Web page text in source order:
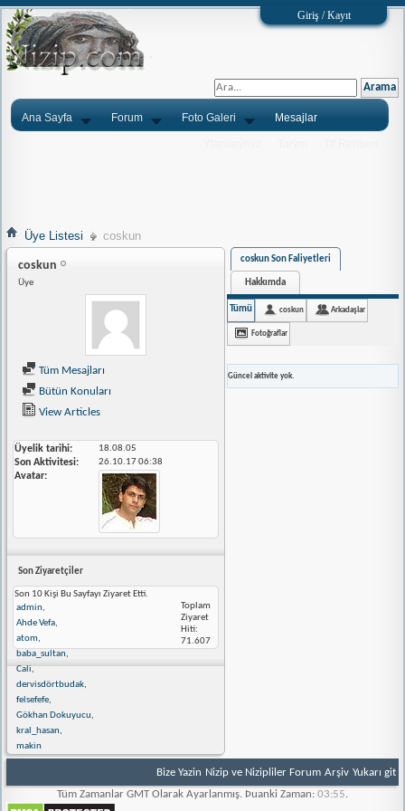
Giriş / Kayıt
Ana Sayfa Forum Foto Galeri Mesajlar
Üye Listesi coskun
coskun
Üye
Tüm Mesajları
Bütün Konuları
View Articles
Üyelik tarihi 18.08.05
Son Aktivitesi 26.10.17 06:38
Avatar
Son Ziyaretçiler
Son 10 Kişi Bu Sayfayı Ziyaret Etti.
admin,
Ahde Vefa,
atom,
baba_sultan,
Cali,
dervisdörtbudak,
felsefefe,
Gökhan Dokuyucu,
kral_hasan,
makin
Toplam
Ziyaret
Hiti:
71.607
coskun Son Faliyetleri
Hakkımda
Tümü coskun Arkadaşlar
Fotoğraflar
Güncel aktivite yok.
Bize Yazin Nizip ve Nizipliler Forum Arşiv Yukarı git
Tüm Zamanlar GMT Olarak Ayarlanmış. Þuanki Zaman: 03:55.